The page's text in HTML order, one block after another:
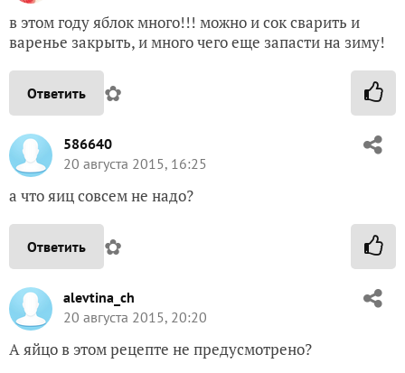
в этом году яблок много!!! можно и сок сварить и
варенье закрыть, и много чего еще запасти на зиму!
Ответить ✿
586640
20 августа 2015, 16:25
а что яиц совсем не надо?
Ответить ✿
alevtina_ch
20 августа 2015, 20:20
А яйцо в этом рецепте не предусмотрено?